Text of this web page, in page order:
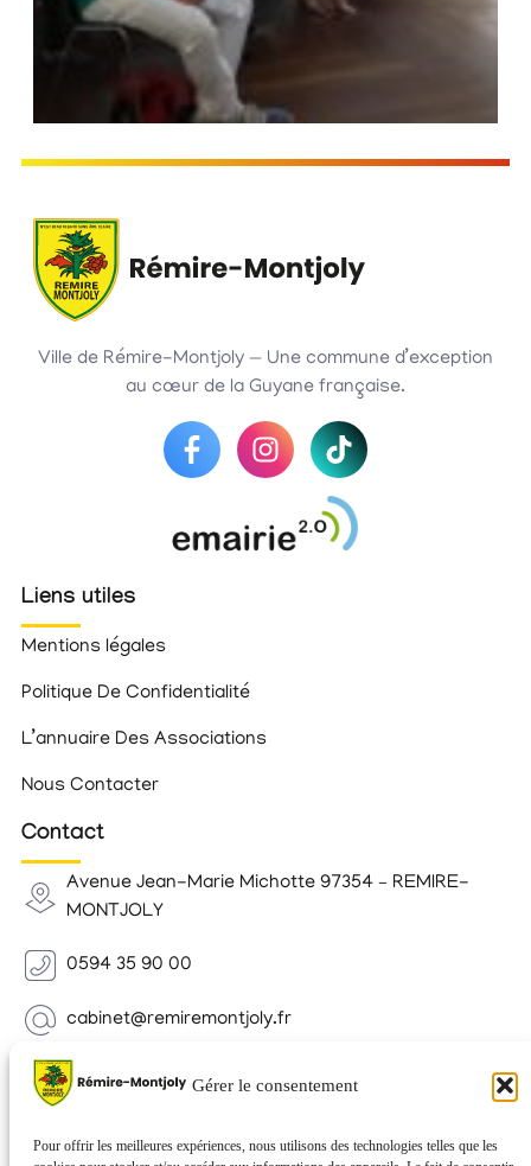
Gérer le consentement
Pour offrir les meilleures expériences, nous utilisons des technologies telles que les
Ville de Rémire-Montjoly — Une commune d’exception
au cœur de la Guyane française.
Liens utiles
Mentions légales
Politique De Confidentialité
L’annuaire Des Associations
Nous Contacter
Contact
Avenue Jean-Marie Michotte 97354 – REMIRE-
MONTJOLY
0594 35 90 00
cabinet@remiremontjoly.fr
Newsletter
nouvelles de votre commune.